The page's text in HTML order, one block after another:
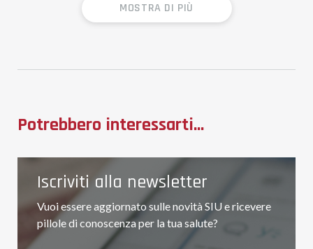
MOSTRA DI PIÙ
Potrebbero interessarti...
Iscriviti alla newsletter
Vuoi essere aggiornato sulle novità SIU e ricevere
pillole di conoscenza per la tua salute?